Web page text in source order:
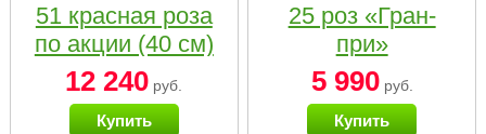
51 красная роза
по акции (40 см)
12 240 руб.
Купить
25 роз «Гран-
при»
5 990руб.
Купить